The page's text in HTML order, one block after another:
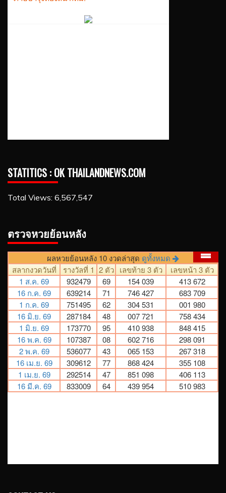
STATITICS : OK THAILANDNEWS.COM
Total Views: 6,567,547
ตรวจหวยย้อนหลัง